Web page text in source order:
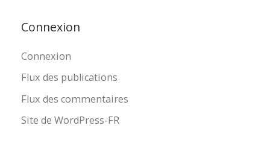
Connexion
Connexion
Flux des publications
Flux des commentaires
Site de WordPress-FR